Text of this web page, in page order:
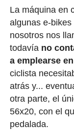
La máquina en
algunas e-
nosotros nos
todavía no
a emplearse
ciclista
atrás y...
otra parte, el
56x20, con el
pedalada.